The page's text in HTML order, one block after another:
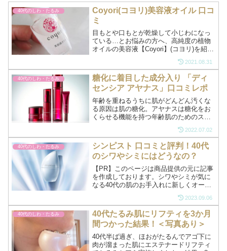
40代のしわ・たるみ
Coyori(コヨリ)美容液オイル 口コ
ミ
目もとや口もとが乾燥して小じわになっ
ている…とお悩みの方へ、高純度の植物
オイルの美容液【Coyori】(コヨリ)を紹介
ワ効能評価」試験で「乾燥小じわを目立
たなくする効能評価」が確認されたお墨
付きの優良なオイルです。くわしく
は........
2021.08.31
40代のしわ・たるみ
糖化に着目した成分入り 「ディ
センシア アヤナス」口コミレポ
年齢を重ねるうちに肌がどんどん汚くな
る原因は肌の糖化。アヤナスは糖化をお
くらせる機能を持つ年齢肌のためのスキ
り小じわ、目元の小じわ、頬のたるみ、
毛穴のたるみ...これらはすべて、肌の糖
化から始まる肌の衰え...
2022.07.02
40代のしわ・たるみ
シンピスト 口コミと評判！40代
のシワやシミにはどうなの？
【PR】このページは商品提供の元に記事
を作成しております。シワやシミが気に
なる40代の肌のお手入れに新しくオール
ました。シンピストのシンピは「真皮」
のこと。真皮とはお肌の奥の奥にある
皮。シンピストはシワや...
2023.09.06
40代のしわ・たるみ
40代たるみ肌にリフティを3か月
間つかった結果！＜写真あり＞
40代半ば過ぎ、ほおがたるんでアゴ下に
肉が溜まった肌にエステナードリフティ